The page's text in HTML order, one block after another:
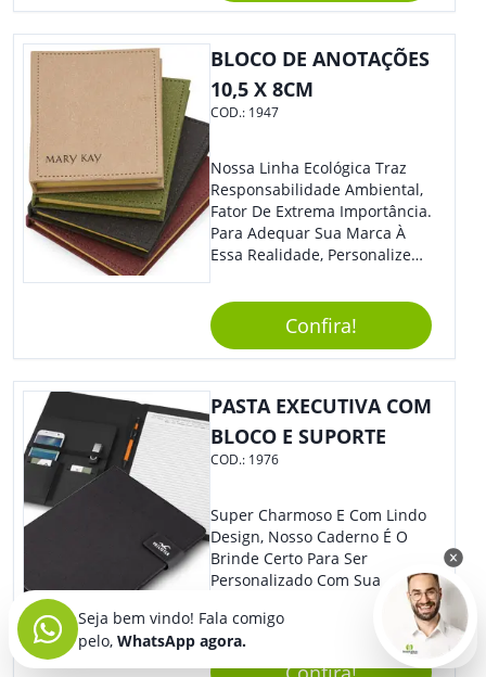
BLOCO DE ANOTAÇÕES
10,5 X 8CM
COD.: 1947
Nossa Linha Ecológica Traz
Responsabilidade Ambiental,
Fator De Extrema Importância.
Para Adequar Sua Marca À
Essa Realidade, Personalize
Anotações Com Post-It E
Caneta. Elaborado A Partir De
Material Reciclado, O Brinde
Também É Prático, Tornando-
Se Assim Excelente Para Uso
Cotidiano. Perfeito, Não É?!
Confira!
PASTA EXECUTIVA COM
BLOCO E SUPORTE
COD.: 1976
Super Charmoso E Com Lindo
Design, Nosso Caderno É O
Brinde Certo Para Ser
Personalizado Com Sua
Sintético É Resistente, E O
Elástico Permite Maior
Segurança Ao Carregá-Lo.
Seja bem vindo! Fala comigo
pelo, WhatsApp agora.